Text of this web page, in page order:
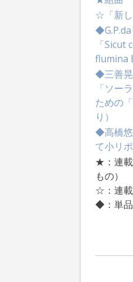
☆「新
「Sicut
flumina
◆三善晃
「ソー
ための
り）
◆高橋悠
て小リ
★：連載
もの）
☆：連載
◆：単品